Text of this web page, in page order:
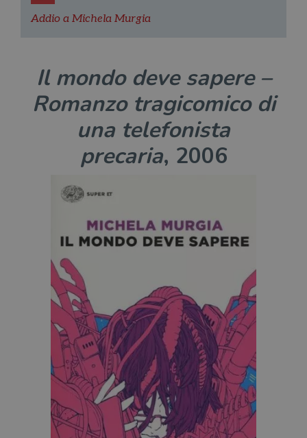
Addio a Michela Murgia
Il mondo deve sapere –
Romanzo tragicomico di
una telefonista
precaria, 2006